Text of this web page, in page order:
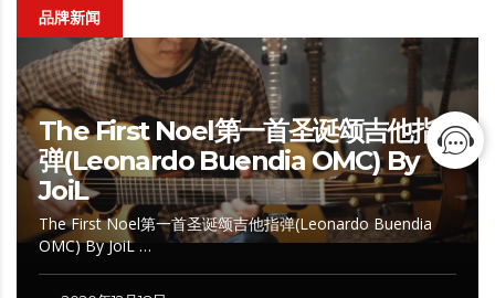
品牌新闻
The First Noel第一首圣诞颂吉他指
弹(Leonardo Buendia OMC) By
JoiL
The First Noel第一首圣诞颂吉他指弹(Leonardo Buendia
OMC) By JoiL …